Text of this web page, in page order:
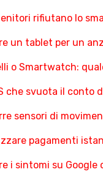
rifiutano lo
un tablet per un
o Smartwatch:
che svuota il conto
sensori di
pagamenti
i sintomi su